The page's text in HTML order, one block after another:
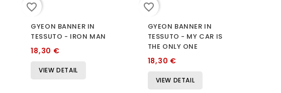
favorite_border
GYEON BANNER IN
TESSUTO - IRON MAN
18,30 €
VIEW DETAIL
favorite_border
GYEON BANNER IN
TESSUTO - MY CAR IS
THE ONLY ONE
18,30 €
VIEW DETAIL